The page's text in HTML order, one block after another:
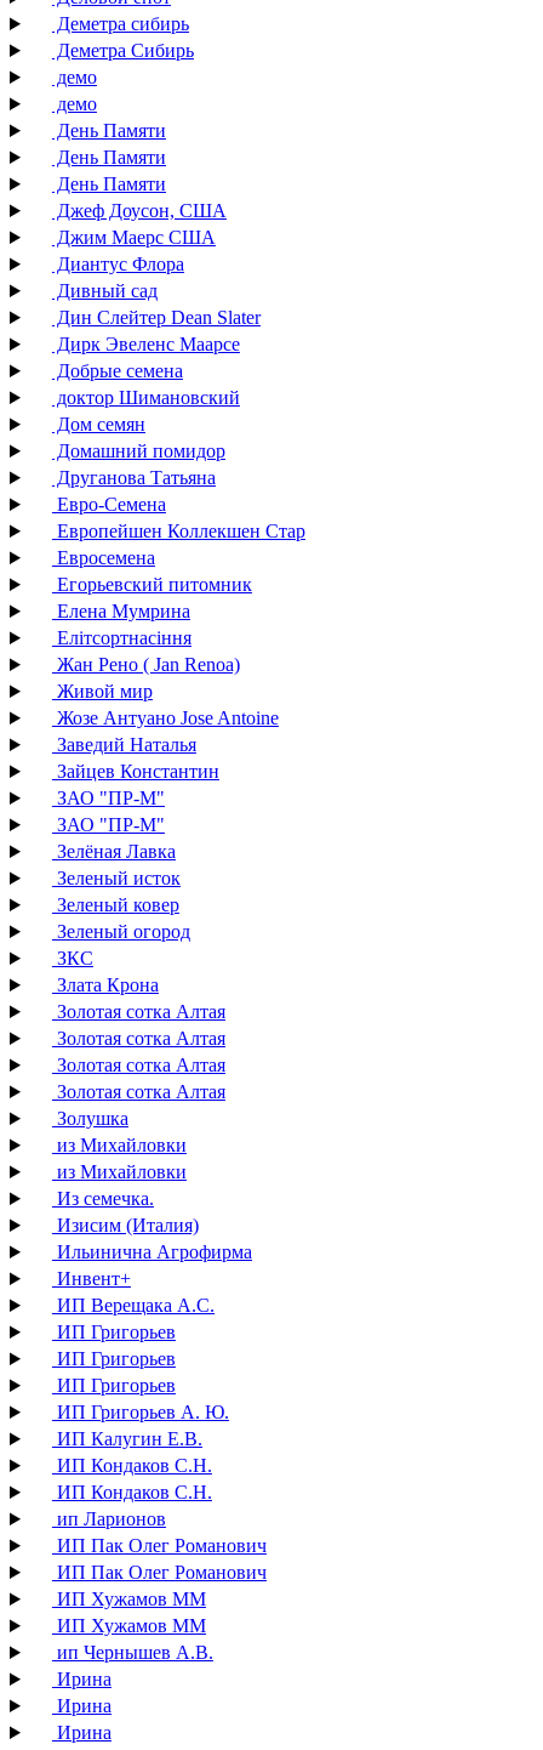
Деметра сибирь
Деметра Сибирь
демо
демо
День Памяти
День Памяти
День Памяти
Джеф Доусон, США
Джим Маерс США
Диантус Флора
Дивный сад
Дин Слейтер Dean Slater
Дирк Эвеленс Маарсе
Добрые семена
доктор Шимановский
Дом семян
Домашний помидор
Друганова Татьяна
Евро-Семена
Европейшен Коллекшен Стар
Евросемена
Егорьевский питомник
Елена Мумрина
Елітсортнасіння
Жан Рено ( Jan Renoa)
Живой мир
Жозе Антуано Jose Antoine
Заведий Наталья
Зайцев Константин
ЗАО "ПР-М"
ЗАО "ПР-М"
Зелёная Лавка
Зеленый исток
Зеленый ковер
Зеленый огород
ЗКС
Злата Крона
Золотая сотка Алтая
Золотая сотка Алтая
Золотая сотка Алтая
Золотая сотка Алтая
Золушка
из Михайловки
из Михайловки
Из семечка.
Изисим (Италия)
Ильинична Агрофирма
Инвент+
ИП Верещака А.С.
ИП Григорьев
ИП Григорьев
ИП Григорьев
ИП Григорьев А. Ю.
ИП Калугин Е.В.
ИП Кондаков С.Н.
ИП Кондаков С.Н.
ип Ларионов
ИП Пак Олег Романович
ИП Пак Олег Романович
ИП Хужамов ММ
ИП Хужамов ММ
ип Чернышев А.В.
Ирина
Ирина
Ирина